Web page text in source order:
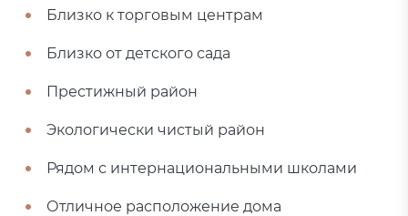
Близко к торговым центрам
Близко от детского сада
Престижный район
Экологически чистый район
Рядом с интернациональными школами
Отличное расположение дома